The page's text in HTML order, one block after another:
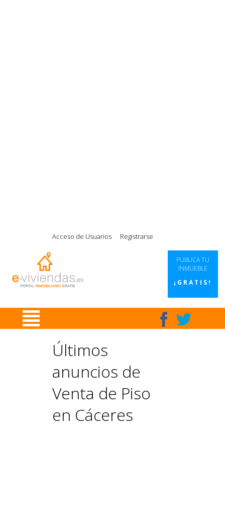
Acceso de Usuarios Registrarse
PUBLICA TU
INMUEBLE
¡GRATIS!
Últimos
anuncios de
Venta de Piso
en Cáceres